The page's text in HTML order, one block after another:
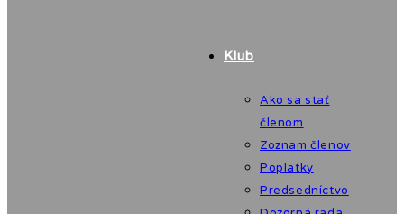
Klub
Ako sa stať
členom
Zoznam členov
Poplatky
Predsedníctvo